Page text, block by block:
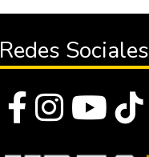
Redes Sociales